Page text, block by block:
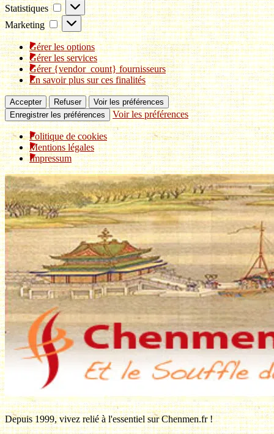
Statistiques Statistiques
Marketing Marketing
Gérer les options
Gérer les services
Gérer {vendor_count} fournisseurs
En savoir plus sur ces finalités
Accepter Refuser
Voir les préférences
Enregistrer les préférences
Voir les préférences
Politique de cookies
Mentions légales
Impressum
Depuis 1999, vivez relié à l'essentiel sur Chenmen.fr !